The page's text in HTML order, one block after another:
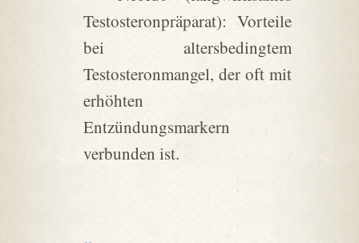
Testosteronpräparat): Vorteile
bei altersbedingtem
Testosteronmangel, der oft mit
erhöhten
Entzündungsmarkern
verbunden ist.